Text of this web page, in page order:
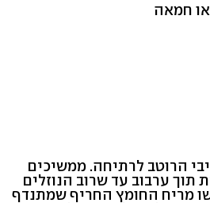
חמאה
הרוטב לרתיחה. ממשיכים
תוך ערבוב עד שרוב הנוזלים
מריח החומץ החריף שמתנדף